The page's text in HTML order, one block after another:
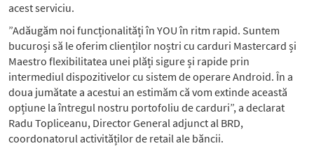
acest serviciu.
”Adăugăm noi funcționalități în YOU în ritm rapid. Suntem
bucuroși să le oferim clienților noștri cu carduri Mastercard și
Maestro flexibilitatea unei plăți sigure și rapide prin
intermediul dispozitivelor cu sistem de operare Android. În a
doua jumătate a acestui an estimăm că vom extinde această
opțiune la întregul nostru portofoliu de carduri”, a declarat
Radu Topliceanu, Director General adjunct al BRD,
coordonatorul activităților de retail ale băncii.